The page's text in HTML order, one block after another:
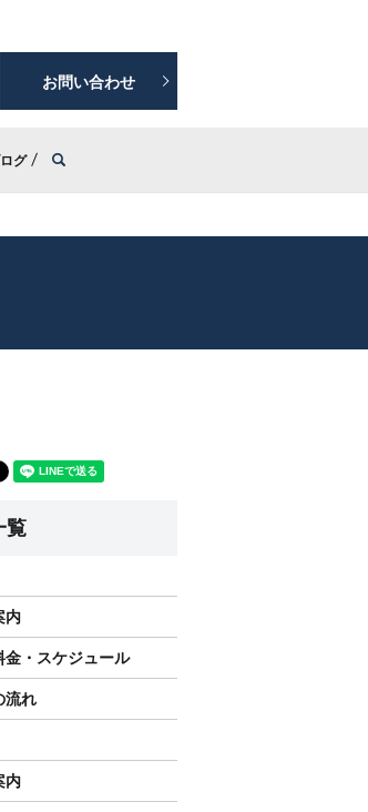
お問い合わせ
グ
内
金・スケジュール
流れ
内